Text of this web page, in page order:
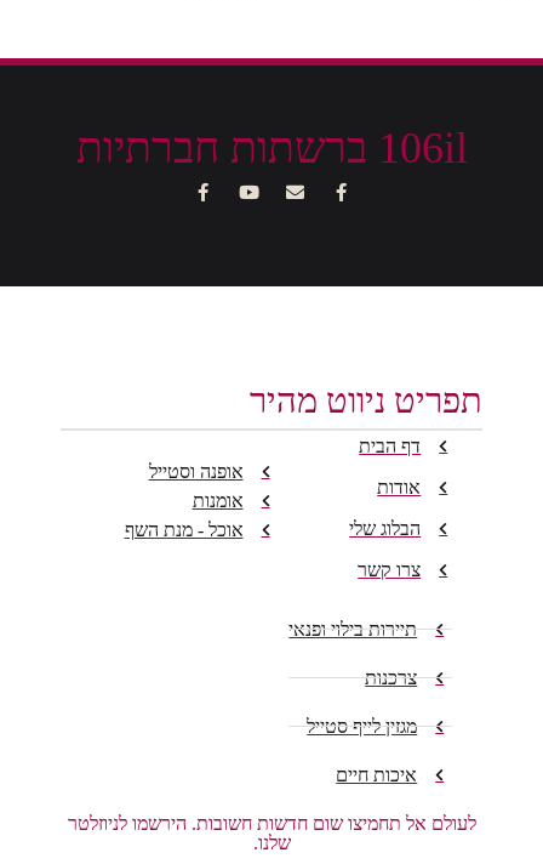
106il ברשתות חברתיות
תפריט ניווט מהיר
דף הבית
אודות
הבלוג שלי
צרו קשר
אופנה וסטייל
אומנות
אוכל - מנת השף
תיירות בילוי ופנאי
צרכנות
מגזין לייף סטייל
איכות חיים
לעולם אל תחמיצו שום חדשות חשובות. הירשמו לניוזלטר
שלנו.